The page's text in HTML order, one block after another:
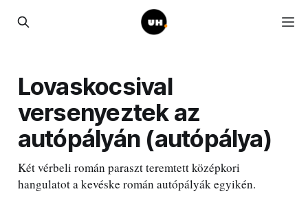
Lovaskocsival
versenyeztek az
autópályán (autópálya)
Két vérbeli román paraszt teremtett középkori
hangulatot a kevéske román autópályák egyikén.